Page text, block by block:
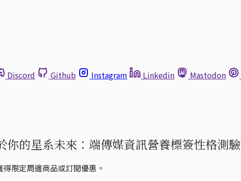
Discord Github Instagram Linkedin Mastodon
你的星系未來：端傳媒資訊營養標簽性格測驗
限定周邊商品或訂閱優惠。